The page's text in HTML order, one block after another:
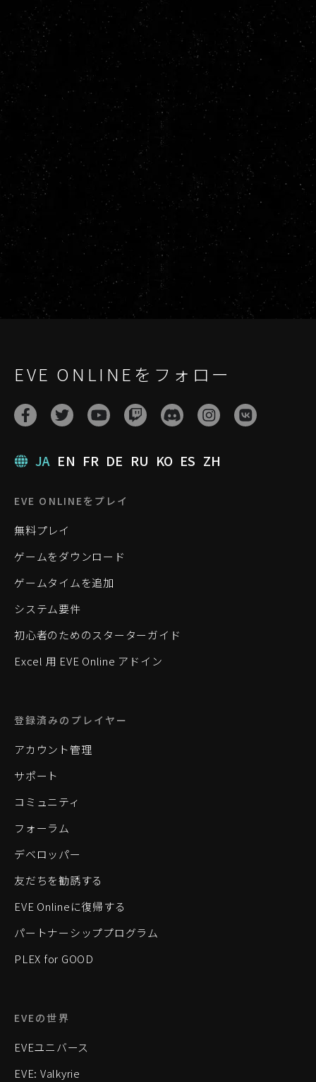
EVE ONLINEをフォロー
JA EN FR DE RU KO ES ZH
EVE ONLINEをプレイ
無料プレイ
ゲームをダウンロード
ゲームタイムを追加
システム要件
初心者のためのスターターガイド
Excel 用 EVE Online アドイン
登録済みのプレイヤー
アカウント管理
サポート
コミュニティ
フォーラム
デベロッパー
友だちを勧誘する
EVE Onlineに復帰する
パートナーシッププログラム
PLEX for GOOD
EVEの世界
EVEユニバース
EVE: Valkyrie